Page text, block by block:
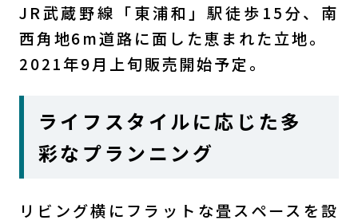
JR武蔵野線「東浦和」駅徒歩15分、南
西角地6m道路に面した恵まれた立地。
2021年9月上旬販売開始予定。
ライフスタイルに応じた多
彩なプランニング
リビング横にフラットな畳スペースを設